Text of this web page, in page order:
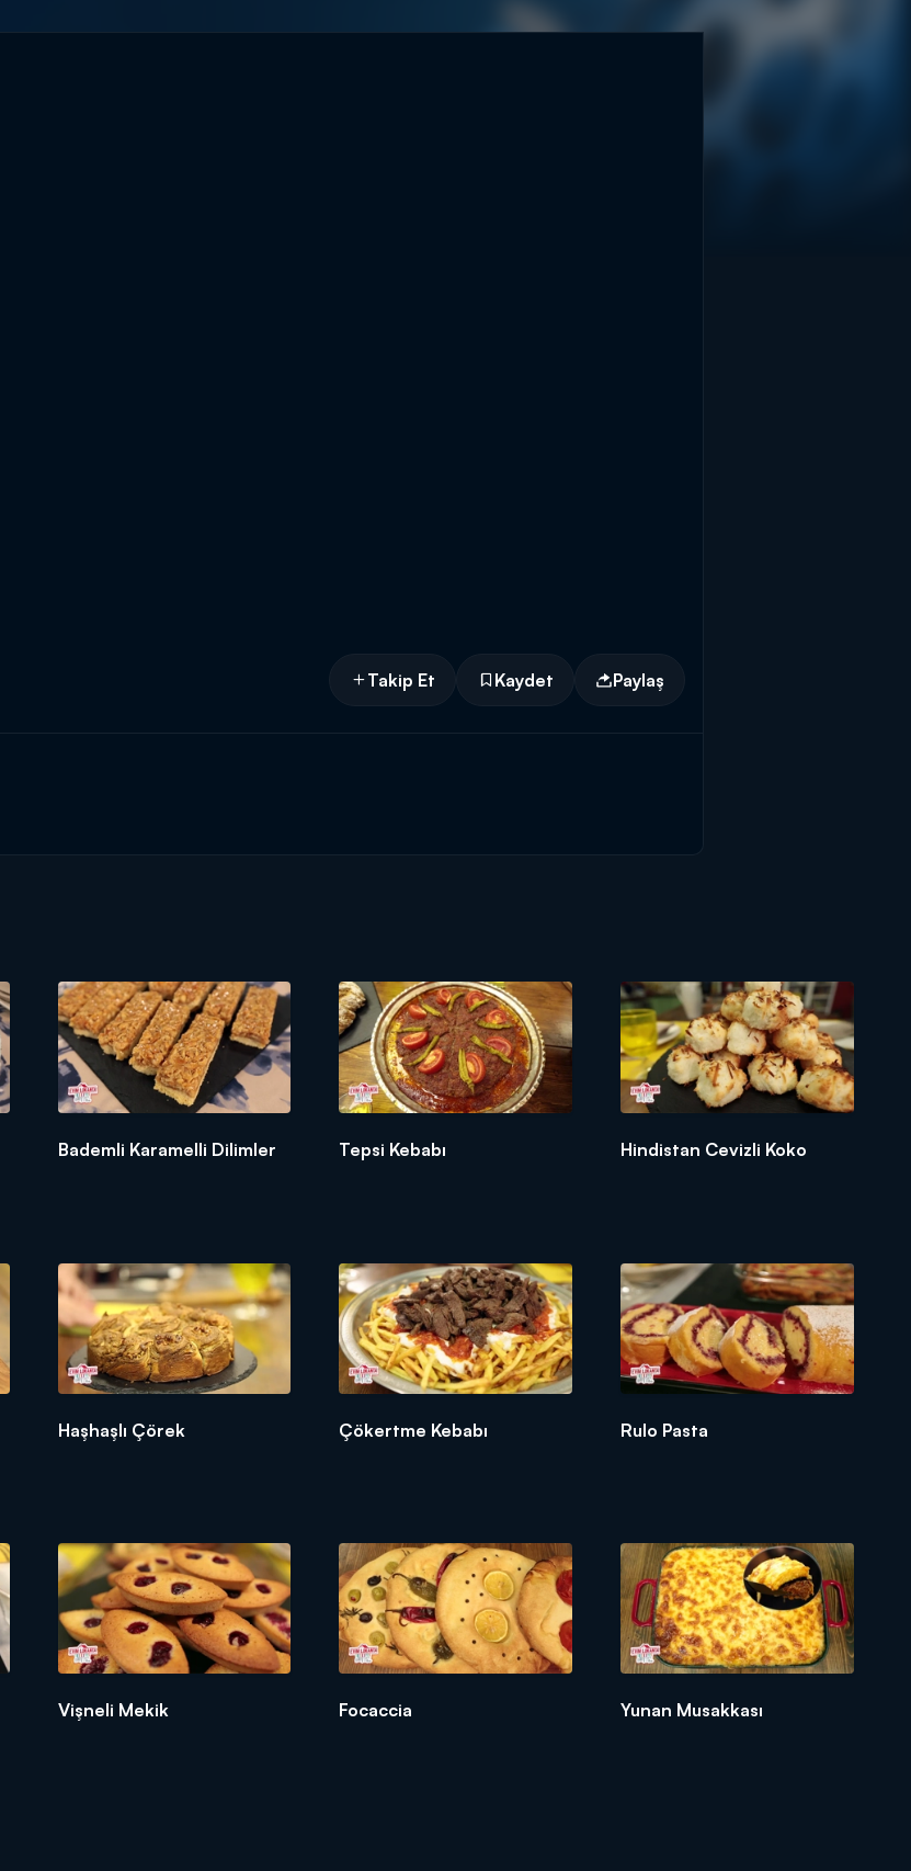
Takip Et Kaydet Paylaş
Bademli Karamelli Dilimler Tepsi Kebabı Hindistan Cevizli Koko
Haşhaşlı Çörek Çökertme Kebabı Rulo Pasta
Vişneli Mekik Focaccia Yunan Musakkası